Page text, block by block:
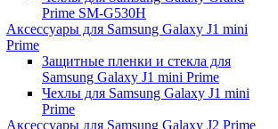
Prime SM-G530H
Аксессуары для Samsung Galaxy J1 mini
Prime
Защитные пленки и стекла для
Samsung Galaxy J1 mini Prime
Чехлы для Samsung Galaxy J1 mini
Prime
Аксессуары для Samsung Galaxy J2 Prime